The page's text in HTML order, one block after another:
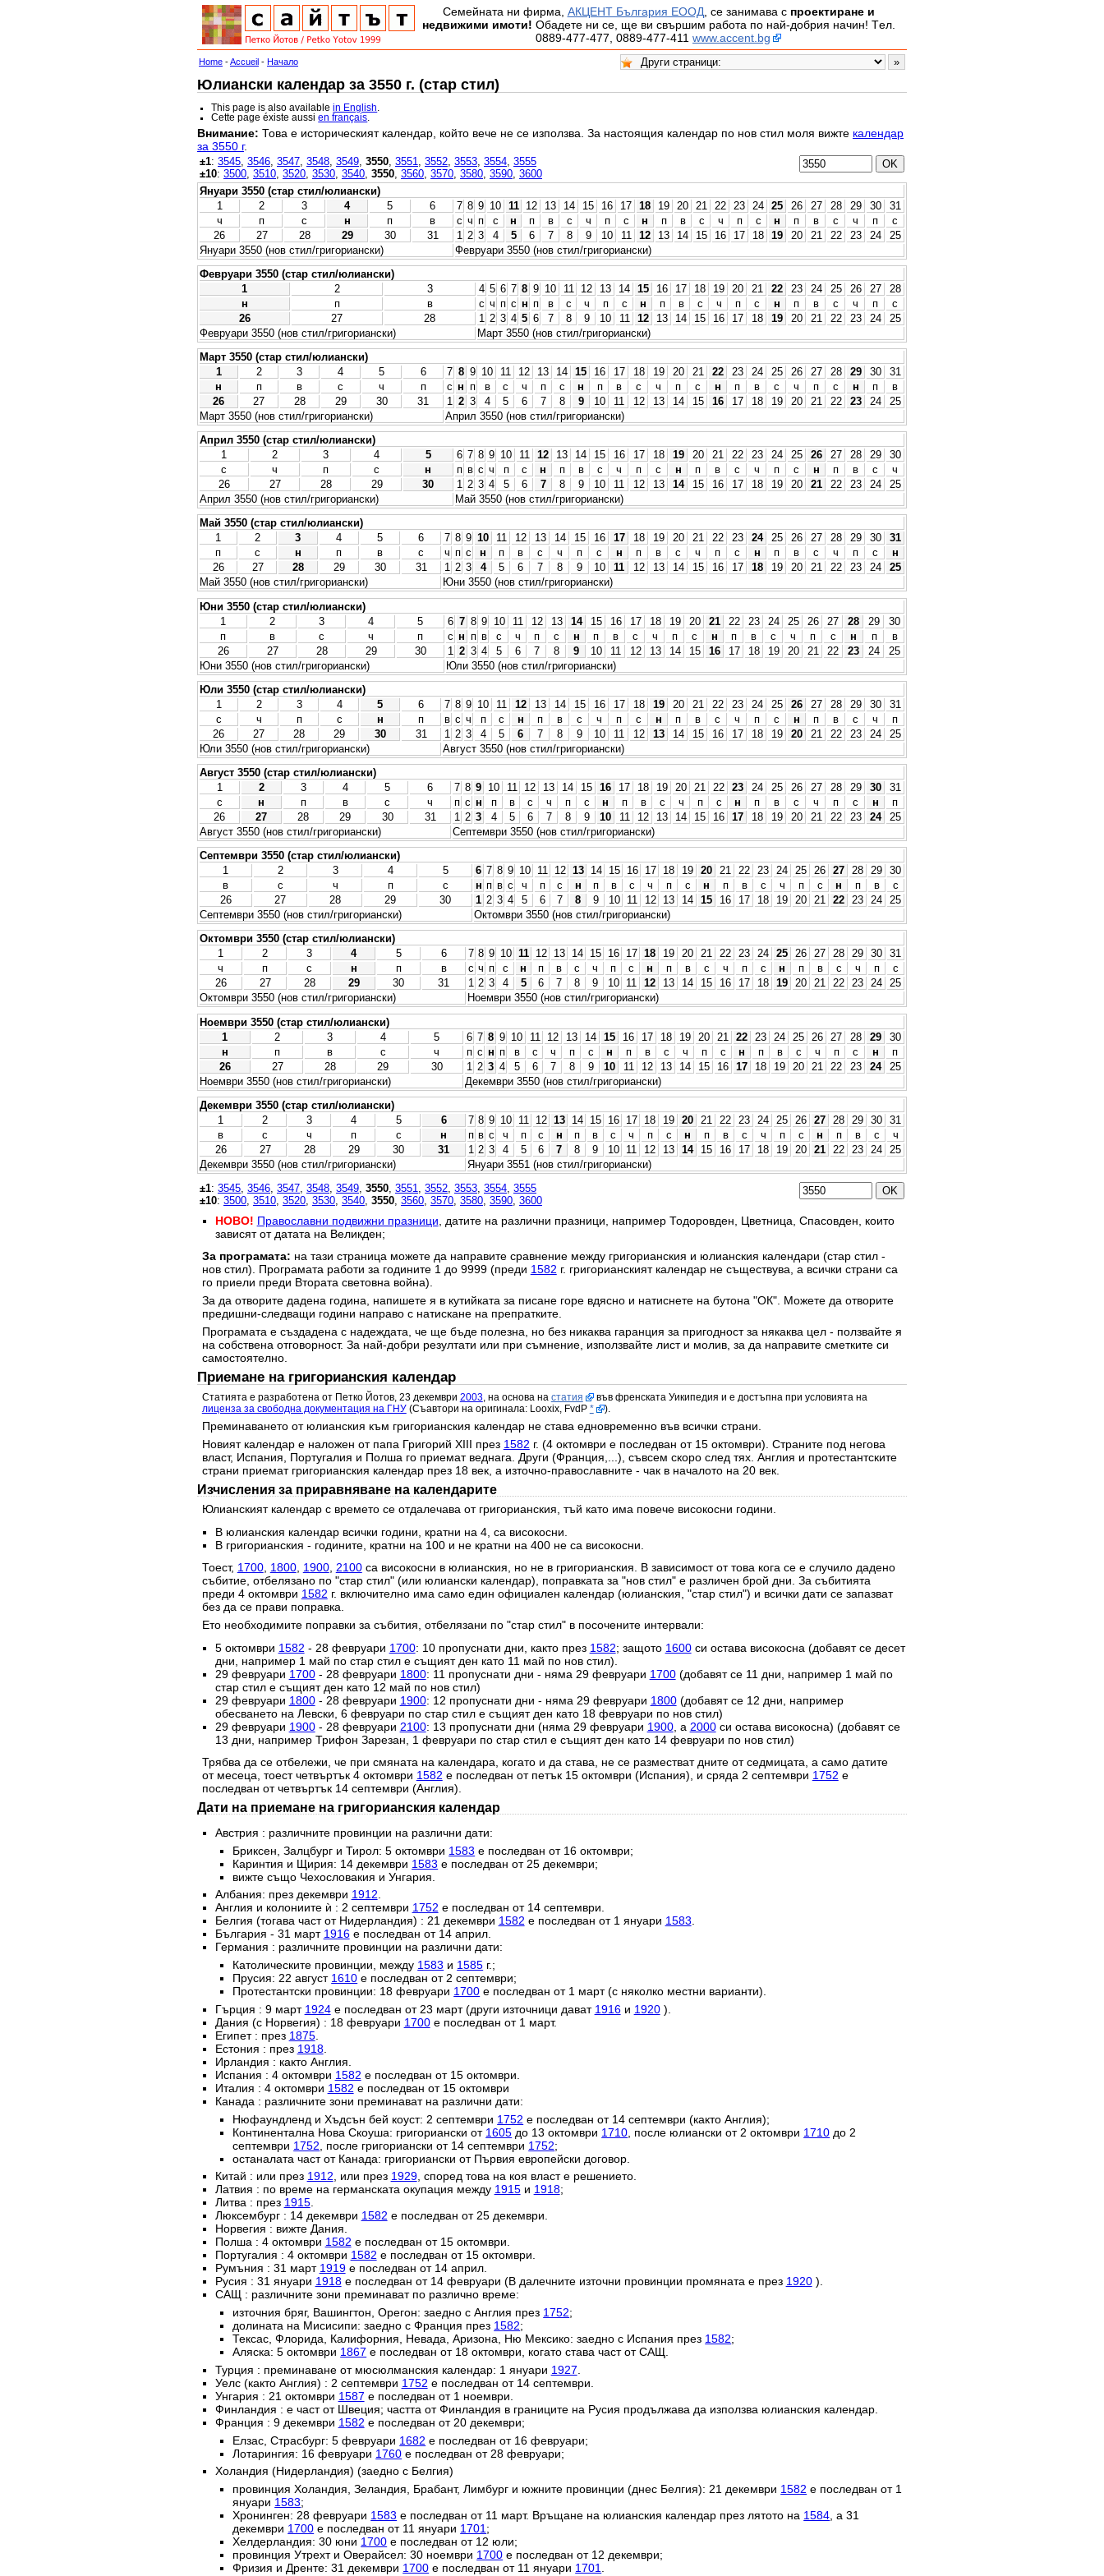
Семейната ни фирма, АКЦЕНТ България ЕООД, се занимава с проектиране и
недвижими имоти! Обадете ни се, ще ви свършим работа по най-добрия начин! Tел.
0889-477-477, 0889-477-411 www.accent.bg
Home -Accueil - Начало
Юлиански календар за 3550 г. (стар стил)
This page is also availablein English
Cette page éxiste aussien français
Внимание: Това е историческият календар, който вече не се използва. За настоящия календар по нов стил моля вижте календар
за 3550 г.
±1: 3545 3546 3547 3548 3549 3550 3551 3552 3553 3554 3555
±10: 3500 3510 3520 3530 3540 3550 3560 3570 3580 3590 3600
Януари 3550 (стар стил/юлиански)
1
2 3 4 5 6 7 8 9 10 11 12 13 14 15 16 17 18 19 20 21 22 23 24 25 26 27 28 29 30
31
ч
п с н п в с ч п с н п в с ч п с н п в с ч п с н п в с ч п
с
26
27 28 29 30 31 1 2 3 4 5 6 7 8 9 10 11 12 13 14 15 16 17 18 19 20 21 22 23 24
25
Януари 3550 (нов стил/григориански)
Февруари 3550 (нов стил/григориански)
Февруари 3550 (стар стил/юлиански)
1
2 3 4 5 6 7 8 9 10 11 12 13 14 15 16 17 18 19 20 21 22 23 24 25 26 27
28
н
п в с ч п с н п в с ч п с н п в с ч п с н п в с ч п
с
26
27 28 1 2 3 4 5 6 7 8 9 10 11 12 13 14 15 16 17 18 19 20 21 22 23 24
25
Февруари 3550 (нов стил/григориански)
Март 3550 (нов стил/григориански)
Март 3550 (стар стил/юлиански)
1
2 3 4 5 6 7 8 9 10 11 12 13 14 15 16 17 18 19 20 21 22 23 24 25 26 27 28 29 30
31
н
п в с ч п с н п в с ч п с н п в с ч п с н п в с ч п с н п
в
26
27 28 29 30 31 1 2 3 4 5 6 7 8 9 10 11 12 13 14 15 16 17 18 19 20 21 22 23 24
25
Март 3550 (нов стил/григориански)
Април 3550 (нов стил/григориански)
Април 3550 (стар стил/юлиански)
1
2 3 4 5 6 7 8 9 10 11 12 13 14 15 16 17 18 19 20 21 22 23 24 25 26 27 28 29
30
с
ч п с н п в с ч п с н п в с ч п с н п в с ч п с н п в с
ч
26
27 28 29 30 1 2 3 4 5 6 7 8 9 10 11 12 13 14 15 16 17 18 19 20 21 22 23 24
25
Април 3550 (нов стил/григориански)
Май 3550 (нов стил/григориански)
Май 3550 (стар стил/юлиански)
1
2 3 4 5 6 7 8 9 10 11 12 13 14 15 16 17 18 19 20 21 22 23 24 25 26 27 28 29 30
31
п
с н п в с ч п с н п в с ч п с н п в с ч п с н п в с ч п с
н
26
27 28 29 30 31 1 2 3 4 5 6 7 8 9 10 11 12 13 14 15 16 17 18 19 20 21 22 23 24
25
Май 3550 (нов стил/григориански)
Юни 3550 (нов стил/григориански)
Юни 3550 (стар стил/юлиански)
1
2 3 4 5 6 7 8 9 10 11 12 13 14 15 16 17 18 19 20 21 22 23 24 25 26 27 28 29
30
п
в с ч п с н п в с ч п с н п в с ч п с н п в с ч п с н п
в
26
27 28 29 30 1 2 3 4 5 6 7 8 9 10 11 12 13 14 15 16 17 18 19 20 21 22 23 24
25
Юни 3550 (нов стил/григориански)
Юли 3550 (нов стил/григориански)
Юли 3550 (стар стил/юлиански)
1
2 3 4 5 6 7 8 9 10 11 12 13 14 15 16 17 18 19 20 21 22 23 24 25 26 27 28 29 30
31
с
ч п с н п в с ч п с н п в с ч п с н п в с ч п с н п в с ч
п
26
27 28 29 30 31 1 2 3 4 5 6 7 8 9 10 11 12 13 14 15 16 17 18 19 20 21 22 23 24
25
Юли 3550 (нов стил/григориански)
Август 3550 (нов стил/григориански)
Август 3550 (стар стил/юлиански)
1
2 3 4 5 6 7 8 9 10 11 12 13 14 15 16 17 18 19 20 21 22 23 24 25 26 27 28 29 30
31
с
н п в с ч п с н п в с ч п с н п в с ч п с н п в с ч п с н
п
26
27 28 29 30 31 1 2 3 4 5 6 7 8 9 10 11 12 13 14 15 16 17 18 19 20 21 22 23 24
25
Август 3550 (нов стил/григориански)
Септември 3550 (нов стил/григориански)
Септември 3550 (стар стил/юлиански)
1
2 3 4 5 6 7 8 9 10 11 12 13 14 15 16 17 18 19 20 21 22 23 24 25 26 27 28 29 30
в
с ч п с н п в с ч п с н п в с ч п с н п в с ч п с н п в
с
26
27 28 29 30 1 2 3 4 5 6 7 8 9 10 11 12 13 14 15 16 17 18 19 20 21 22 23 24 25
Септември 3550 (нов стил/григориански)
Октомври 3550 (нов стил/григориански)
Октомври 3550 (стар стил/юлиански)
1
2 3 4 5 6 7 8 9 10 11 12 13 14 15 16 17 18 19 20 21 22 23 24 25 26 27 28 29 30 31
ч
п с н п в с ч п с н п в с ч п с н п в с ч п с н п в с ч п
с
26
27 28 29 30 31 1 2 3 4 5 6 7 8 9 10 11 12 13 14 15 16 17 18 19 20 21 22 23 24 25
Октомври 3550 (нов стил/григориански)
Ноември 3550 (нов стил/григориански)
Ноември 3550 (стар стил/юлиански)
1
2 3 4 5 6 7 8 9 10 11 12 13 14 15 16 17 18 19 20 21 22 23 24 25 26 27 28 29
30
н
п в с ч п с н п в с ч п с н п в с ч п с н п в с ч п с н
п
26
27 28 29 30 1 2 3 4 5 6 7 8 9 10 11 12 13 14 15 16 17 18 19 20 21 22 23 24
25
Ноември 3550 (нов стил/григориански)
Декември 3550 (нов стил/григориански)
Декември 3550 (стар стил/юлиански)
1
2 3 4 5 6 7 8 9 10 11 12 13 14 15 16 17 18 19 20 21 22 23 24 25 26 27 28 29 30 31
в
с ч п с н п в с ч п с н п в с ч п с н п в с ч п с н п в с
ч
26
27 28 29 30 31 1 2 3 4 5 6 7 8 9 10 11 12 13 14 15 16 17 18 19 20 21 22 23 24
25
Декември 3550 (нов стил/григориански)
Януари 3551 (нов стил/григориански)
±1: 3545 3546 3547 3548 3549 3550 3551 3552 3553 3554 3555
±10: 3500 3510 3520 3530 3540 3550 3560 3570 3580 3590 3600
НОВО! Православни подвижни празници , датите на различни празници, например Тодоровден, Цветница, Спасовден, които
зависят от датата на Великден;
За програмата: на тази страница можете да направите сравнение между григорианския и юлианския календари (стар стил -
нов стил). Програмата работи за годините 1 до 9999 (преди 1582 г. григорианският календар не съществува, а всички страни са
го приели преди Втората световна война).
За да отворите дадена година, напишете я в кутийката за писане горе вдясно и натиснете на бутона "ОК". Можете да отворите
предишни-следващи години направо с натискане на препратките.
Програмата е създадена с надеждата, че ще бъде полезна, но без никаква гаранция за пригодност за някаква цел - ползвайте я
на собствена отговорност. За най-добри резултати или при съмнение, използвайте лист и молив, за да направите сметките си
самостоятелно.
Приемане на григорианския календар
Статията е разработена от Петко Йотов, 23 декември 2003, на основа на статия
във френската Уикипедия и е достъпна при условията на
лиценза за свободна документация на ГНУ(Съавтори на оригинала: Looxix, FvdP * ).
Преминаването от юлианския към григорианския календар не става едновременно във всички страни.
Новият календар е наложен от папа Григорий XIII през 1582 г. (4 октомври е последван от 15 октомври). Страните под негова
власт, Испания, Португалия и Полша го приемат веднага. Други (Франция,...), съвсем скоро след тях. Англия и протестантските
страни приемат григорианския календар през 18 век, а източно-православните - чак в началото на 20 век.
Изчисления за приравняване на календарите
Юлианският календар с времето се отдалечава от григорианския, тъй като има повече високосни години.
В юлианския календар всички години, кратни на 4, са високосни.
В григорианския - годините, кратни на 100 и не кратни на 400 не са високосни.
Тоест, 1700, 1800, 1900, 2100са високосни в юлианския, но не в григорианския. В зависимост от това кога се е случило дадено
събитие, отбелязано по "стар стил" (или юлиански календар), поправката за "нов стил" е различен брой дни. За събитията
преди 4 октомври 1582 г. включително има само един официален календар (юлианския, "стар стил") и всички дати се запазват
без да се прави поправка.
Ето необходимите поправки за събития, отбелязани по "стар стил" в посочените интервали:
5 октомври 1582 - 28 февруари 1700: 10 пропуснати дни, както през 1582; защото 1600си остава високосна (добавят се десет
дни, например 1 май по стар стил е същият ден като 11 май по нов стил).
29 февруари 1700- 28 февруари 1800: 11 пропуснати дни - няма 29 февруари 1700(добавят се 11 дни, например 1 май по
стар стил е същият ден като 12 май по нов стил)
29 февруари 1800- 28 февруари 1900: 12 пропуснати дни - няма 29 февруари 1800(добавят се 12 дни, например
обесването на Левски, 6 февруари по стар стил е същият ден като 18 февруари по нов стил)
29 февруари 1900- 28 февруари 2100: 13 пропуснати дни (няма 29 февруари 1900, а 2000си остава високосна) (добавят се
13 дни, например Трифон Зарезан, 1 февруари по стар стил е същият ден като 14 февруари по нов стил)
Трябва да се отбележи, че при смяната на календара, когато и да става, не се разместват дните от седмицата, а само датите
от месеца, тоест четвъртък 4 октомври 1582 е последван от петък 15 октомври (Испания), и сряда 2 септември 1752 е
последван от четвъртък 14 септември (Англия).
Дати на приемане на григорианския календар
Австрия : различните провинции на различни дати:
Бриксен, Залцбург и Тирол: 5 октомври 1583 е последван от 16 октомври;
Каринтия и Щирия: 14 декември 1583 е последван от 25 декември;
вижте също Чехословакия и Унгария.
Албания: през декември 1912.
Англия и колониите ѝ : 2 септември 1752 е последван от 14 септември.
Белгия (тогава част от Нидерландия) : 21 декември 1582 е последван от 1 януари 1583.
България - 31 март 1916е последван от 14 април.
Германия : различните провинции на различни дати:
Католическите провинции, между 1583 и 1585 г.;
Прусия: 22 август 1610 е последван от 2 септември;
Протестантски провинции: 18 февруари 1700 е последван от 1 март (с няколко местни варианти).
Гърция : 9 март 1924е последван от 23 март (други източници дават 1916и 1920).
Дания (с Норвегия) : 18 февруари 1700е последван от 1 март.
Египет : през 1875.
Естония : през 1918.
Ирландия : както Англия.
Испания : 4 октомври 1582 е последван от 15 октомври.
Италия : 4 октомври 1582 е последван от 15 октомври
Канада : различните зони преминават на различни дати:
Нюфаундленд и Хъдсън бей коуст: 2 септември 1752 е последван от 14 септември (както Англия);
Континентална Нова Скоуша: григориански от 1605 до 13 октомври 1710 , после юлиански от 2 октомври 1710 до 2
септември 1752 , после григориански от 14 септември 1752;
останалата част от Канада: григориански от Първия европейски договор.
Китай : или през 1912, или през 1929, според това на коя власт е решението.
Латвия : по време на германската окупация между 1915и 1918;
Литва : през 1915.
Люксембург : 14 декември 1582 е последван от 25 декември.
Норвегия : вижте Дания.
Полша : 4 октомври 1582 е последван от 15 октомври.
Португалия : 4 октомври 1582 е последван от 15 октомври.
Румъния : 31 март 1919е последван от 14 април.
Русия : 31 януари 1918е последван от 14 февруари (В далечните източни провинции промяната е през 1920).
САЩ : различните зони преминават по различно време:
източния бряг, Вашингтон, Орегон: заедно с Англия през 1752;
долината на Мисисипи: заедно с Франция през 1582;
Тексас, Флорида, Калифорния, Невада, Аризона, Ню Мексико: заедно с Испания през 1582;
Аляска: 5 октомври 1867 е последван от 18 октомври, когато става част от САЩ.
Турция : преминаване от мюсюлманския календар: 1 януари 1927
Уелс (както Англия) : 2 септември 1752 е последван от 14 септември.
Унгария : 21 октомври 1587 е последван от 1 ноември.
Финландия : е част от Швеция; частта от Финландия в границите на Русия продължава да използва юлианския календар.
Франция : 9 декември 1582 е последван от 20 декември;
Елзас, Страсбург: 5 февруари 1682 е последван от 16 февруари;
Лотарингия: 16 февруари 1760 е последван от 28 февруари;
Холандия (Нидерландия) (заедно с Белгия)
провинция Холандия, Зеландия, Брабант, Лимбург и южните провинции (днес Белгия): 21 декември 1582 е последван от 1
януари 1583;
Хронинген: 28 февруари 1583 е последван от 11 март. Връщане на юлианския календар през лятото на 1584 , а 31
декември 1700 е последван от 11 януари 1701 ;
Хелдерландия: 30 юни 1700 е последван от 12 юли;
провинция Утрехт и Оверайсел: 30 ноември 1700 е последван от 12 декември;
Фризия и Дренте: 31 декември 1700 е последван от 11 януари 1701